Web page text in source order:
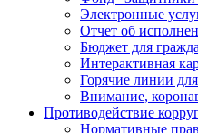
Электронные
Отчет об
Бюджет для
Интерактивная
Горячие линии
Внимание,
Противодействие
Нормативные